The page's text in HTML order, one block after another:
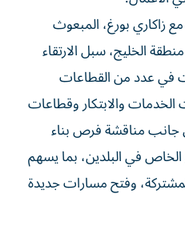
زاكاري بورغ، المبعوث
الخليج، سبل الارتقاء
في عدد من القطاعات
الخدمات والابتكار وقطاعات
جانب مناقشة فرص بناء
في البلدين، بما يسهم
وفتح مسارات جديدة